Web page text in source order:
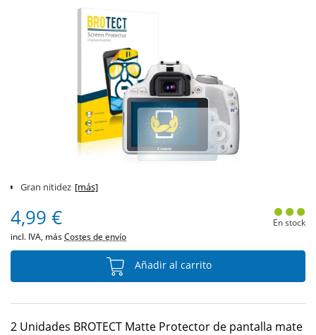
Gran nitidez [más]
4,99 €
incl. IVA, másCostes de envío
En stock
Añadir al carrito
2 Unidades BROTECT Matte Protector de pantalla mate